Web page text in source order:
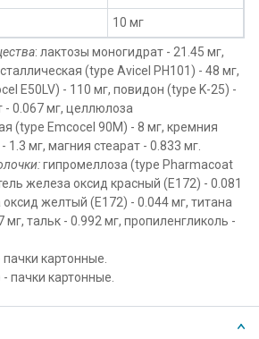
10 мг
: лактозы моногидрат - 21.45 мг,
(type Avicel PH101) - 48 мг,
E50LV) - 110 мг, повидон (type K-25) -
- 0.067 мг, целлюлоза
(type Emcocel 90M) - 8 мг, кремния
мг, магния стеарат - 0.833 мг.
гипромеллоза (type Pharmacoat
железа оксид красный (E172) - 0.081
желтый (E172) - 0.044 мг, титана
мг, тальк - 0.992 мг, пропиленгликоль -
картонные.
пачки картонные.